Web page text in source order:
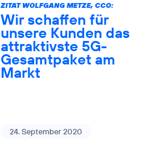
ZITAT WOLFGANG METZE, CCO:
Wir schaffen für
unsere Kunden das
attraktivste 5G-
Gesamtpaket am
Markt
24. September 2020